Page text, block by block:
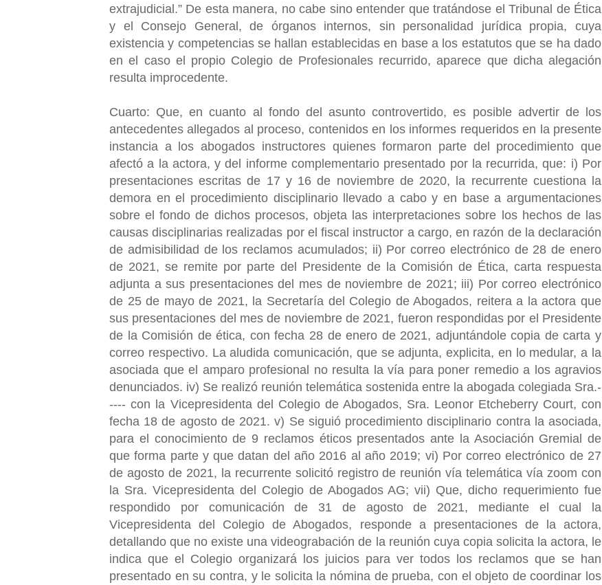
extrajudicial.” De esta manera, no cabe sino entender que tratándose el Tribunal de Ética
y el Consejo General, de órganos internos, sin personalidad jurídica propia, cuya
existencia y competencias se hallan establecidas en base a los estatutos que se ha dado
en el caso el propio Colegio de Profesionales recurrido, aparece que dicha alegación
resulta improcedente.
Cuarto: Que, en cuanto al fondo del asunto controvertido, es posible advertir de los
antecedentes allegados al proceso, contenidos en los informes requeridos en la presente
instancia a los abogados instructores quienes formaron parte del procedimiento que
afectó a la actora, y del informe complementario presentado por la recurrida, que: i) Por
presentaciones escritas de 17 y 16 de noviembre de 2020, la recurrente cuestiona la
demora en el procedimiento disciplinario llevado a cabo y en base a argumentaciones
sobre el fondo de dichos procesos, objeta las interpretaciones sobre los hechos de las
causas disciplinarias realizadas por el fiscal instructor a cargo, en razón de la declaración
de admisibilidad de los reclamos acumulados; ii) Por correo electrónico de 28 de enero
de 2021, se remite por parte del Presidente de la Comisión de Ética, carta respuesta
adjunta a sus presentaciones del mes de noviembre de 2021; iii) Por correo electrónico
de 25 de mayo de 2021, la Secretaría del Colegio de Abogados, reitera a la actora que
sus presentaciones del mes de noviembre de 2021, fueron respondidas por el Presidente
de la Comisión de ética, con fecha 28 de enero de 2021, adjuntándole copia de carta y
correo respectivo. La aludida comunicación, que se adjunta, explicita, en lo medular, a la
asociada que el amparo profesional no resulta la vía para poner remedio a los agravios
denunciados. iv) Se realizó reunión telemática sostenida entre la abogada colegiada Sra.-
---- con la Vicepresidenta del Colegio de Abogados, Sra. Leonor Etcheberry Court, con
fecha 18 de agosto de 2021. v) Se siguió procedimiento disciplinario contra la asociada,
para el conocimiento de 9 reclamos éticos presentados ante la Asociación Gremial de
que forma parte y que datan del año 2016 al año 2019; vi) Por correo electrónico de 27
de agosto de 2021, la recurrente solicitó registro de reunión vía telemática vía zoom con
la Sra. Vicepresidenta del Colegio de Abogados AG; vii) Que, dicho requerimiento fue
respondido por comunicación de 31 de agosto de 2021, mediante el cual la
Vicepresidenta del Colegio de Abogados, responde a presentaciones de la actora,
detallando que no existe una videograbación de la reunión cuya copia solicita la actora, le
indica que el Colegio organizará los juicios para ver todos los reclamos que se han
presentado en su contra, y le solicita la nómina de prueba, con el objeto de coordinar los